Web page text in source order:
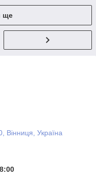
ще
Вінниця, Україна